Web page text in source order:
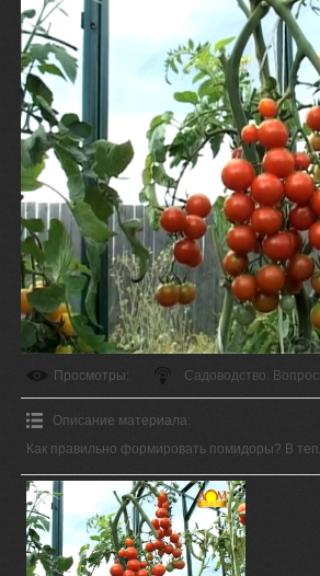
Просмотры: Садоводство.
Описание материала:
Как правильно формировать помидоры? В